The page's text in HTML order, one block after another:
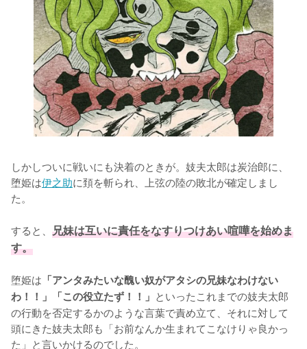
しかしついに戦いにも決着のときが。妓夫太郎は炭治郎に、
堕姫は伊之助に頚を斬られ、上弦の陸の敗北が確定しまし
た。
すると、 兄妹は互いに責任をなすりつけあい喧嘩を始めま
す。
堕姫は 「アンタみたいな醜い奴がアタシの兄妹なわけない
わ！！」「この役立たず！！」 といったこれまでの妓夫太郎
の行動を否定するかのような言葉で責め立て、それに対して
頭にきた妓夫太郎も「お前なんか生まれてこなけりゃ良かっ
た」と言いかけるのでした。